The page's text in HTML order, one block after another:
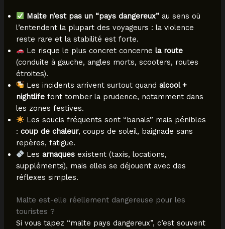
Malte n’est pas un “pays dangereux” au sens où
l’entendent la plupart des voyageurs : la violence
reste rare et la stabilité est forte.
Le risque le plus concret concernela route
(conduite à gauche, angles morts, scooters, routes
étroites).
Les incidents arrivent surtout quandalcool +
nightlifefont tomber la prudence, notamment dans
les zones festives.
Les soucis fréquents sont “banals” mais pénibles
: coup de chaleur, coups de soleil, baignade sans
repères, fatigue.
Lesarnaques existent (taxis, locations,
suppléments), mais elles se déjouent avec des
réflexes simples.
Malte est-elle réellement dangereuse pour les
touristes ?
Si vous tapez “malte pays dangereux”, c’est souvent